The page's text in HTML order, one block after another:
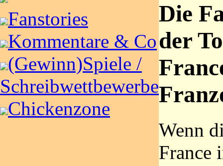
Fanstories
Kommentare & Co
(Gewinn)Spiele /
Schreibwettbewerbe
Chickenzone
Die
der
Wenn
France